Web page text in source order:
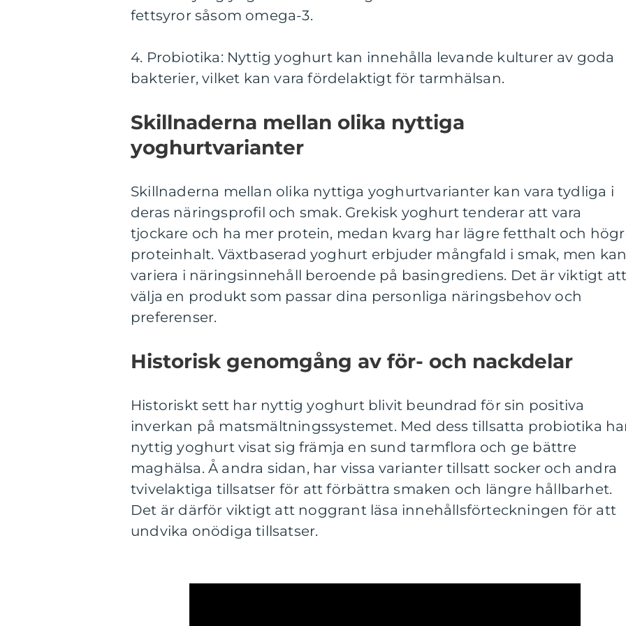
fettsyror såsom omega-3.
4. Probiotika: Nyttig yoghurt kan innehålla levande kulturer av goda
bakterier, vilket kan vara fördelaktigt för tarmhälsan.
Skillnaderna mellan olika nyttiga
yoghurtvarianter
Skillnaderna mellan olika nyttiga yoghurtvarianter kan vara tydliga i
deras näringsprofil och smak. Grekisk yoghurt tenderar att vara
tjockare och ha mer protein, medan kvarg har lägre fetthalt och
proteinhalt. Växtbaserad yoghurt erbjuder mångfald i smak, men kan
variera i näringsinnehåll beroende på basingrediens. Det är viktigt att
välja en produkt som passar dina personliga näringsbehov och
preferenser.
Historisk genomgång av för- och nackdelar
Historiskt sett har nyttig yoghurt blivit beundrad för sin positiva
inverkan på matsmältningssystemet. Med dess tillsatta probiotika
nyttig yoghurt visat sig främja en sund tarmflora och ge bättre
maghälsa. Å andra sidan, har vissa varianter tillsatt socker och andra
tvivelaktiga tillsatser för att förbättra smaken och längre hållbarhet.
Det är därför viktigt att noggrant läsa innehållsförteckningen för att
undvika onödiga tillsatser.